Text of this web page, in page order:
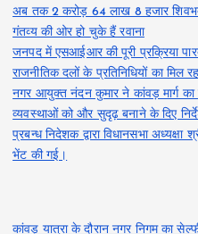
अब तक 2 करोड़ 64 लाख 8 हजार
गंतव्य की ओर हो चुके हैं रवाना
जनपद में एसआईआर की पूरी प्रक्रिया
राजनीतिक दलों के प्रतिनिधियों का मिल
नगर आयुक्त नंदन कुमार ने कांवड़ मार्ग का
व्यवस्थाओं को और सुदृढ़ बनाने के दिए
प्रबन्ध निदेशक द्वारा विधानसभा
भेंट की गई।
कांवड़ यात्रा के दौरान नगर निगम का